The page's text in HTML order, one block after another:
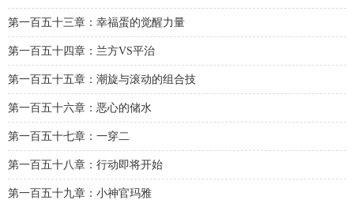
第一百五十三章：幸福蛋的觉醒力量
第一百五十四章：兰方VS平治
第一百五十五章：潮旋与滚动的组合技
第一百五十六章：恶心的储水
第一百五十七章：一穿二
第一百五十八章：行动即将开始
第一百五十九章：小神官玛雅